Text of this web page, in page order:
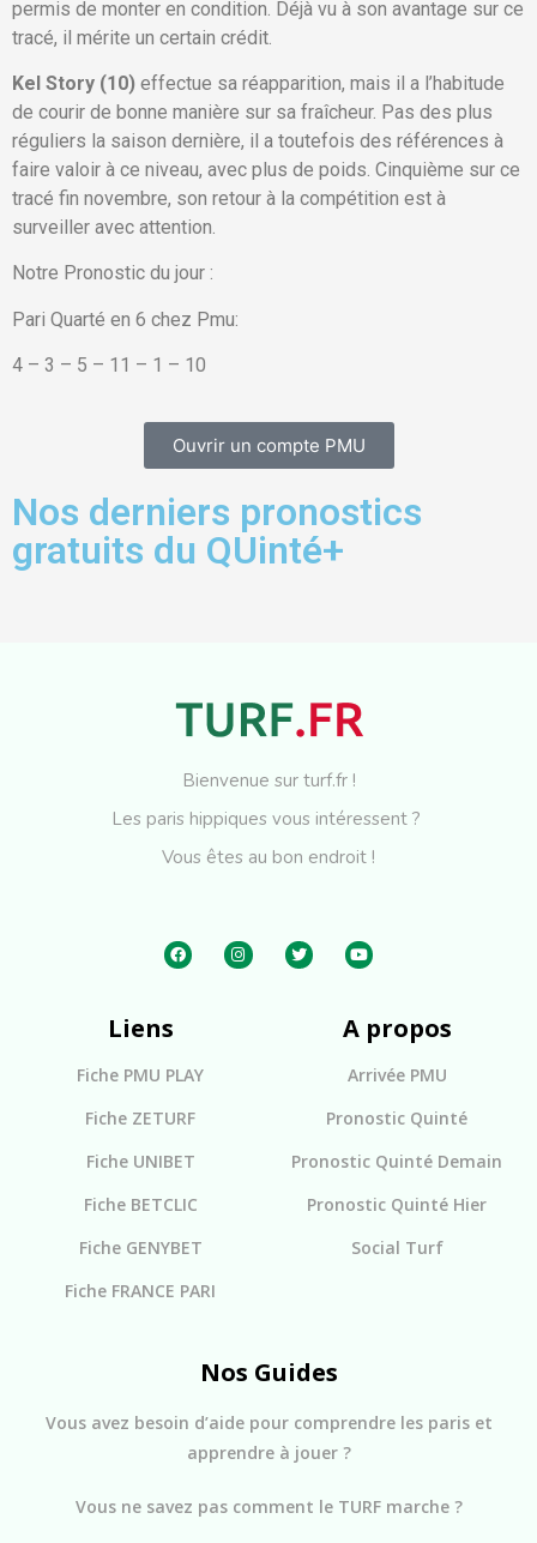
permis de monter en condition. Déjà vu à son avantage sur ce
tracé, il mérite un certain crédit.
Kel Story (10) effectue sa réapparition, mais il a l’habitude
de courir de bonne manière sur sa fraîcheur. Pas des plus
réguliers la saison dernière, il a toutefois des références à
faire valoir à ce niveau, avec plus de poids. Cinquième sur ce
tracé fin novembre, son retour à la compétition est à
surveiller avec attention.
Notre Pronostic du jour :
Pari Quarté en 6 chez Pmu:
4 – 3 – 5 – 11 – 1 – 10
Ouvrir un compte PMU
Nos derniers pronostics
gratuits du QUinté+
Bienvenue sur turf.fr !
Les paris hippiques vous intéressent ?
Vous êtes au bon endroit !
Liens
Fiche PMU PLAY
Fiche ZETURF
Fiche UNIBET
Fiche BETCLIC
Fiche GENYBET
Fiche FRANCE PARI
A propos
Arrivée PMU
Pronostic Quinté
Pronostic Quinté Demain
Pronostic Quinté Hier
Social Turf
Nos Guides
Vous avez besoin d’aide pour comprendre les paris et
apprendre à jouer ?
Vous ne savez pas comment le TURF marche ?